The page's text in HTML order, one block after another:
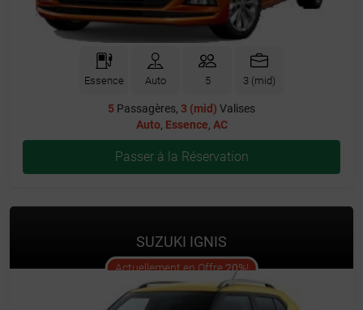
Essence Auto 5 3 (mid)
5 Passagères, 3 (mid) Valises
Auto, Essence, AC
Passer à la Réservation
SUZUKI IGNIS
Actuellement en Offre20%!offer